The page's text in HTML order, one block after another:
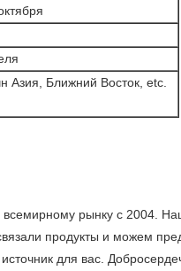
Азия, Ближний Восток, etc.
всемирному рынку с 2004.
продукты и можем
для вас.